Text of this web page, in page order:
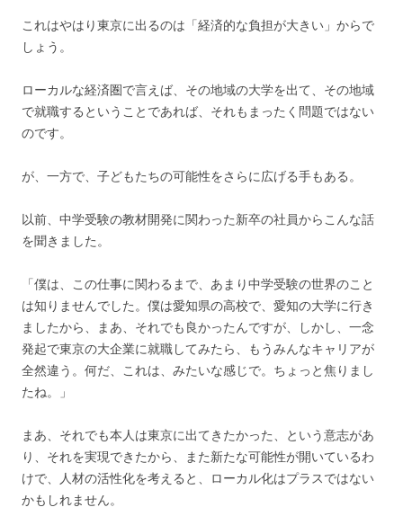
これはやはり東京に出るのは「経済的な負担が大きい」からで
しょう。
ローカルな経済圏で言えば、その地域の大学を出て、その地域
で就職するということであれば、それもまったく問題ではない
のです。
が、一方で、子どもたちの可能性をさらに広げる手もある。
以前、中学受験の教材開発に関わった新卒の社員からこんな話
を聞きました。
「僕は、この仕事に関わるまで、あまり中学受験の世界のこと
は知りませんでした。僕は愛知県の高校で、愛知の大学に行き
ましたから、まあ、それでも良かったんですが、しかし、一念
発起で東京の大企業に就職してみたら、もうみんなキャリアが
全然違う。何だ、これは、みたいな感じで。ちょっと焦りまし
たね。」
まあ、それでも本人は東京に出てきたかった、という意志があ
り、それを実現できたから、また新たな可能性が開いているわ
けで、人材の活性化を考えると、ローカル化はプラスではない
かもしれません。